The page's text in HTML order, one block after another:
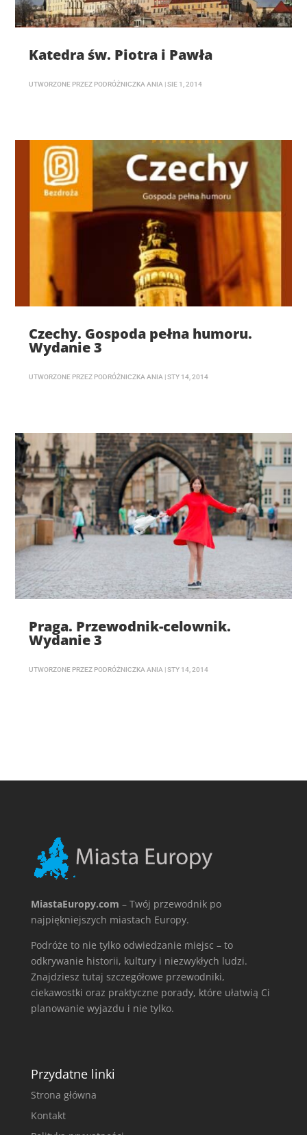
Katedra św. Piotra i Pawła
UTWORZONE PRZEZ PODRÓŻNICZKA ANIA |SIE 1, 2014
Czechy. Gospoda pełna humoru.
Wydanie 3
UTWORZONE PRZEZ PODRÓŻNICZKA ANIA |STY 14, 2014
Praga. Przewodnik-celownik.
Wydanie 3
UTWORZONE PRZEZ PODRÓŻNICZKA ANIA |STY 14, 2014
MiastaEuropy.com – Twój przewodnik po
najpiękniejszych miastach Europy.
Podróże to nie tylko odwiedzanie miejsc – to
odkrywanie historii, kultury i niezwykłych ludzi.
Znajdziesz tutaj szczegółowe przewodniki,
ciekawostki oraz praktyczne porady, które ułatwią Ci
planowanie wyjazdu i nie tylko.
Przydatne linki
Strona główna
Kontakt